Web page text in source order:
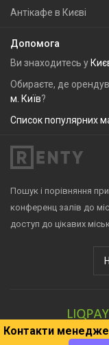
Контакти
Антікафе в Києві
Допомога
Ви знаходитесь у
Обираєте, де
м. Київ?
Список популярних
Пошук і порівняння
конференц залів до
доступ до цікавих